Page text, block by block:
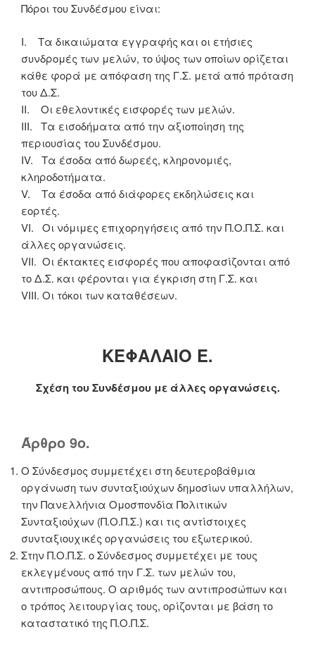
Πόροι του Συνδέσμου είναι:
I. Τα δικαιώματα εγγραφής και οι ετήσιες
συνδρομές των μελών, το ύψος των οποίων ορίζεται
κάθε φορά με απόφαση της Γ.Σ. μετά από πρόταση
του Δ.Σ.
II. Οι εθελοντικές εισφορές των μελών.
III. Τα εισοδήματα από την αξιοποίηση της
περιουσίας του Συνδέσμου.
IV. Τα έσοδα από δωρεές, κληρονομιές,
κληροδοτήματα.
V. Τα έσοδα από διάφορες εκδηλώσεις και
εορτές.
VI. Οι νόμιμες επιχορηγήσεις από την Π.Ο.Π.Σ. και
άλλες οργανώσεις.
VII. Οι έκτακτες εισφορές που αποφασίζονται από
το Δ.Σ. και φέρονται για έγκριση στη Γ.Σ. και
VIII. Οι τόκοι των καταθέσεων.
ΚΕΦΑΛΑΙΟ Ε.
Σχέση του Συνδέσμου με άλλες οργανώσεις.
Άρθρο 9ο.
Ο Σύνδεσμος συμμετέχει στη δευτεροβάθμια
οργάνωση των συνταξιούχων δημοσίων υπαλλήλων,
την Πανελλήνια Ομοσπονδία Πολιτικών
Συνταξιούχων (Π.Ο.Π.Σ.) και τις αντίστοιχες
συνταξιουχικές οργανώσεις του εξωτερικού.
Στην Π.Ο.Π.Σ. ο Σύνδεσμος συμμετέχει με τους
εκλεγμένους από την Γ.Σ. των μελών του,
αντιπροσώπους. Ο αριθμός των αντιπροσώπων και
ο τρόπος λειτουργίας τους, ορίζονται με βάση το
καταστατικό της Π.Ο.Π.Σ.